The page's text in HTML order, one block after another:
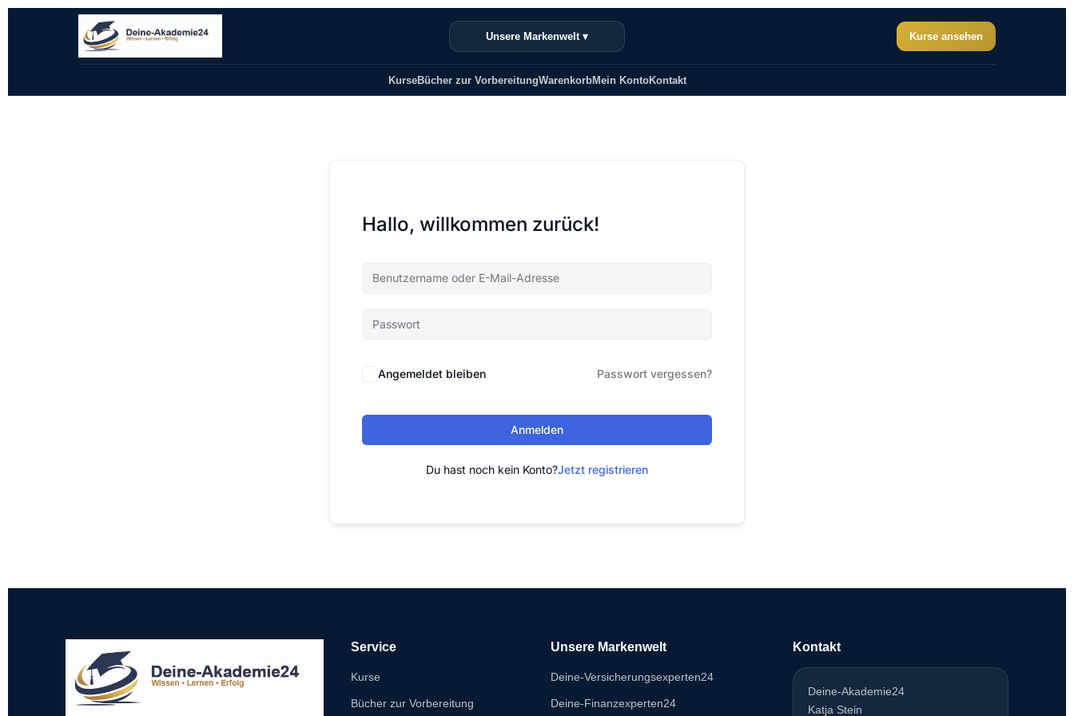
Unsere Markenwelt ▾ Kurse ansehen
KurseBücher zur VorbereitungWarenkorbMein KontoKontakt
Hallo, willkommen zurück!
Angemeldet bleiben Passwort vergessen?
Anmelden
Du hast noch kein Konto?Jetzt registrieren
Service
Kurse
Bücher zur Vorbereitung
Unsere Markenwelt
Deine-Versicherungsexperten24
Deine-Finanzexperten24
Kontakt
Deine-Akademie24
Katja Stein